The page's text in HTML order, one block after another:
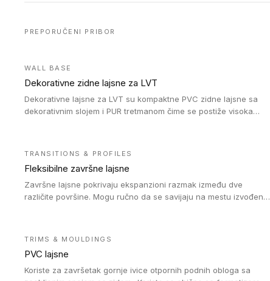
PREPORUČENI PRIBOR
WALL BASE
Dekorativne zidne lajsne za LVT
Dekorativne lajsne za LVT su kompaktne PVC zidne lajsne sa
dekorativnim slojem i PUR tretmanom čime se postiže visoka
TRANSITIONS & PROFILES
Fleksibilne završne lajsne
Završne lajsne pokrivaju ekspanzioni razmak između dve
različite površine. Mogu ručno da se savijaju na mestu izvođenja
(kompaktni i akustički), kao i sa podnim oblogama od linoleuma.
TRIMS & MOULDINGS
PVC lajsne
Koriste za završetak gornje ivice otpornih podnih obloga sa